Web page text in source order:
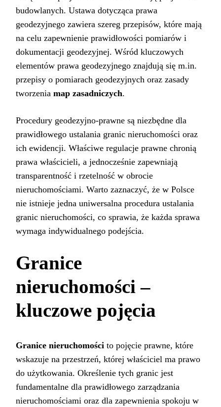
budowlanych. Ustawa dotycząca prawa
geodezyjnego zawiera szereg przepisów, które mają
na celu zapewnienie prawidłowości pomiarów i
dokumentacji geodezyjnej. Wśród kluczowych
elementów prawa geodezyjnego znajdują się m.in.
przepisy o pomiarach geodezyjnych oraz zasady
tworzenia map zasadniczych.
Procedury geodezyjno-prawne są niezbędne dla
prawidłowego ustalania granic nieruchomości oraz
ich ewidencji. Właściwe regulacje prawne chronią
prawa właścicieli, a jednocześnie zapewniają
transparentność i rzetelność w obrocie
nieruchomościami. Warto zaznaczyć, że w Polsce
nie istnieje jedna uniwersalna procedura ustalania
granic nieruchomości, co sprawia, że każda sprawa
wymaga indywidualnego podejścia.
Granice
nieruchomości –
kluczowe pojęcia
Granice nieruchomości to pojęcie prawne, które
wskazuje na przestrzeń, której właściciel ma prawo
do użytkowania. Określenie tych granic jest
fundamentalne dla prawidłowego zarządzania
nieruchomościami oraz dla zapewnienia spokoju w